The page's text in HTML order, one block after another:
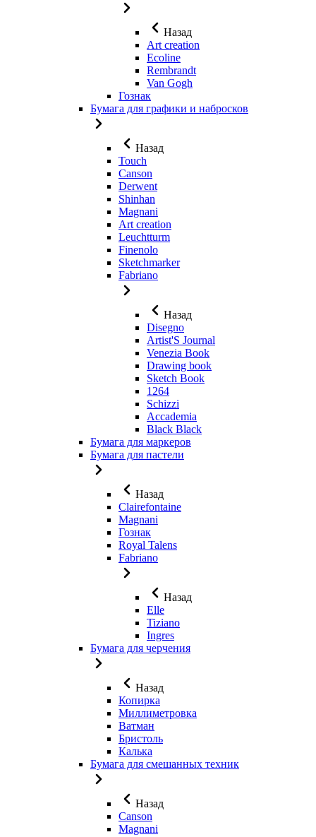
Назад
Art creation
Ecoline
Rembrandt
Van Gogh
Гознак
Бумага для графики и набросков
Назад
Touch
Canson
Derwent
Shinhan
Magnani
Art creation
Leuchtturm
Finenolo
Sketchmarker
Fabriano
Назад
Disegno
Artist'S Journal
Venezia Book
Drawing book
Sketch Book
1264
Schizzi
Accademia
Black Black
Бумага для маркеров
Бумага для пастели
Назад
Clairefontaine
Magnani
Гознак
Royal Talens
Fabriano
Назад
Elle
Tiziano
Ingres
Бумага для черчения
Назад
Копирка
Миллиметровка
Ватман
Бристоль
Калька
Бумага для смешанных техник
Назад
Canson
Magnani